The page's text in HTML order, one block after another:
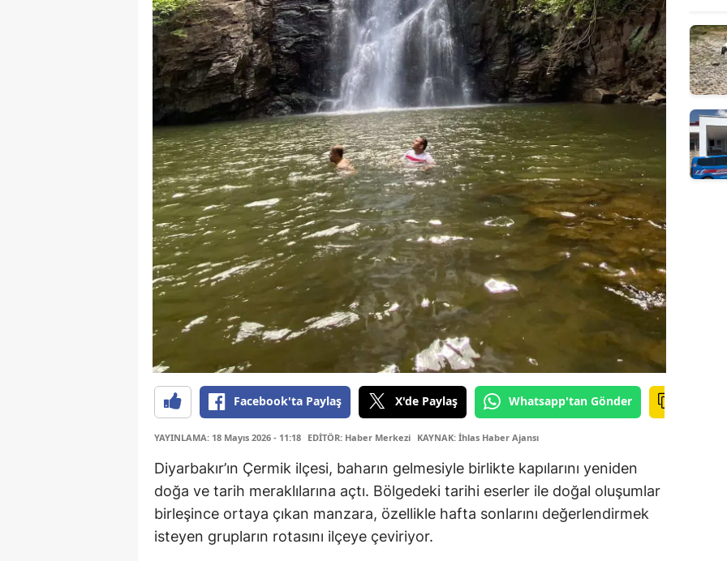
Facebook'ta Paylaş X'de Paylaş Whatsapp'tan Gönder
YAYINLAMA: 18 Mayıs 2026 - 11:18 EDİTÖR: Haber Merkezi KAYNAK: İhlas Haber Ajansı
Diyarbakır’ın Çermik ilçesi, baharın gelmesiyle birlikte kapılarını yeniden
doğa ve tarih meraklılarına açtı. Bölgedeki tarihi eserler ile doğal oluşumlar
birleşince ortaya çıkan manzara, özellikle hafta sonlarını değerlendirmek
isteyen grupların rotasını ilçeye çeviriyor.